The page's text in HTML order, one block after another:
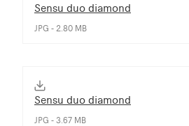
Sensu duo diamond
JPG - 2.80 MB
Sensu duo diamond
JPG - 3.67 MB